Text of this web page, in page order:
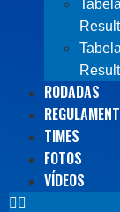
RODADAS
TIMES
FOTOS
VÍDEOS